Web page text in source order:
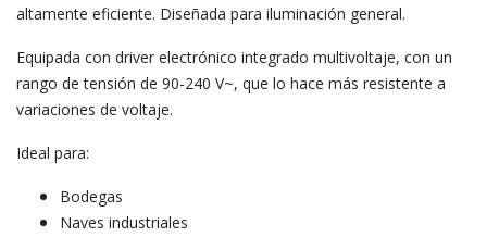
altamente eficiente. Diseñada para iluminación general.
Equipada con driver electrónico integrado multivoltaje, con un
rango de tensión de 90-240 V~, que lo hace más resistente a
variaciones de voltaje.
Ideal para:
Bodegas
Naves industriales